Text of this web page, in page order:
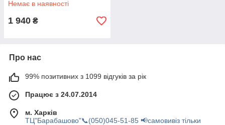
Немає в наявності
1 940 ₴
Про нас
99% позитивних з 1099 відгуків за рік
Працює з 24.07.2014
м. Харків
ТЦ"Барабашово"📞(050)045-51-85 📢самовивіз тільки